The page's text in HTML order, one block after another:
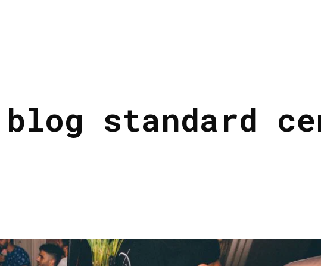
blog standard